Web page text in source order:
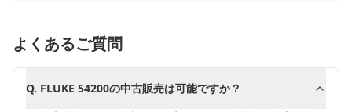
よくあるご質問
Q. FLUKE 54200の中古販売は可能ですか？